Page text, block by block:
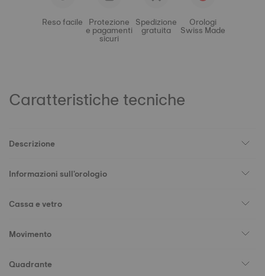
Reso facile Protezione
e pagamenti
sicuri
Spedizione
gratuita
Orologi
Swiss Made
Caratteristiche tecniche
Descrizione
Informazioni sull'orologio
Cassa e vetro
Movimento
Quadrante